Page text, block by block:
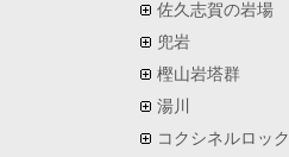
佐久志賀の岩場
兜岩
樫山岩塔群
湯川
コクシネルロック